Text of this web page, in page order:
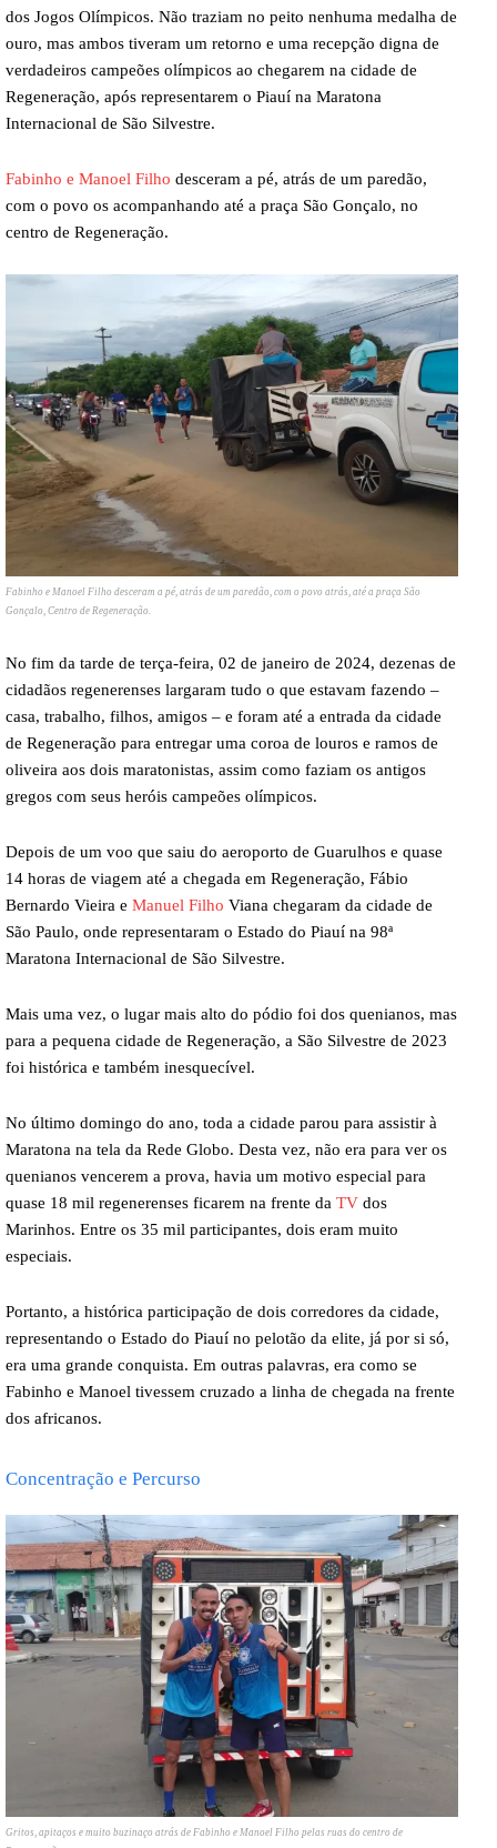
dos Jogos Olímpicos. Não traziam no peito nenhuma medalha de
ouro, mas ambos tiveram um retorno e uma recepção digna de
verdadeiros campeões olímpicos ao chegarem na cidade de
Regeneração, após representarem o Piauí na Maratona
Internacional de São Silvestre.
Fabinho e Manoel Filho desceram a pé, atrás de um paredão,
com o povo os acompanhando até a praça São Gonçalo, no
centro de Regeneração.
Fabinho e Manoel Filho desceram a pé, atrás de um paredão, com o povo atrás, até a praça São
Gonçalo, Centro de Regeneração.
No fim da tarde de terça-feira, 02 de janeiro de 2024, dezenas de
cidadãos regenerenses largaram tudo o que estavam fazendo –
casa, trabalho, filhos, amigos – e foram até a entrada da cidade
de Regeneração para entregar uma coroa de louros e ramos de
oliveira aos dois maratonistas, assim como faziam os antigos
gregos com seus heróis campeões olímpicos.
Depois de um voo que saiu do aeroporto de Guarulhos e quase
14 horas de viagem até a chegada em Regeneração, Fábio
Bernardo Vieira e Manuel Filho Viana chegaram da cidade de
São Paulo, onde representaram o Estado do Piauí na 98ª
Maratona Internacional de São Silvestre.
Mais uma vez, o lugar mais alto do pódio foi dos quenianos, mas
para a pequena cidade de Regeneração, a São Silvestre de 2023
foi histórica e também inesquecível.
No último domingo do ano, toda a cidade parou para assistir à
Maratona na tela da Rede Globo. Desta vez, não era para ver os
quenianos vencerem a prova, havia um motivo especial para
quase 18 mil regenerenses ficarem na frente da TV dos
Marinhos. Entre os 35 mil participantes, dois eram muito
especiais.
Portanto, a histórica participação de dois corredores da cidade,
representando o Estado do Piauí no pelotão da elite, já por si só,
era uma grande conquista. Em outras palavras, era como se
Fabinho e Manoel tivessem cruzado a linha de chegada na frente
dos africanos.
Concentração e Percurso
Gritos, apitaços e muito buzinaço atrás de Fabinho e Manoel Filho pelas ruas do centro de